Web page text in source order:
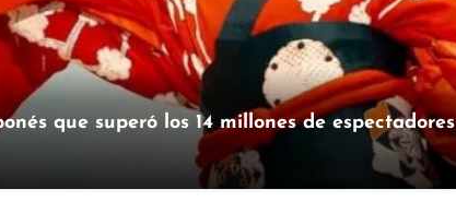
que superó los 14 millones de espectadores